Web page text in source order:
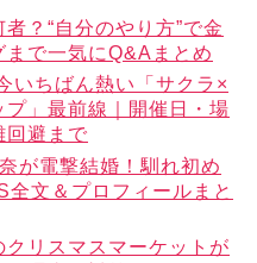
？“自分のやり方”で金
まで一気にQ&Aまとめ
いちばん熱い「サクラ×
」最前線｜開催日・場
回避まで
が電撃結婚！馴れ初め
全文＆プロフィールまと
リスマスマーケットが